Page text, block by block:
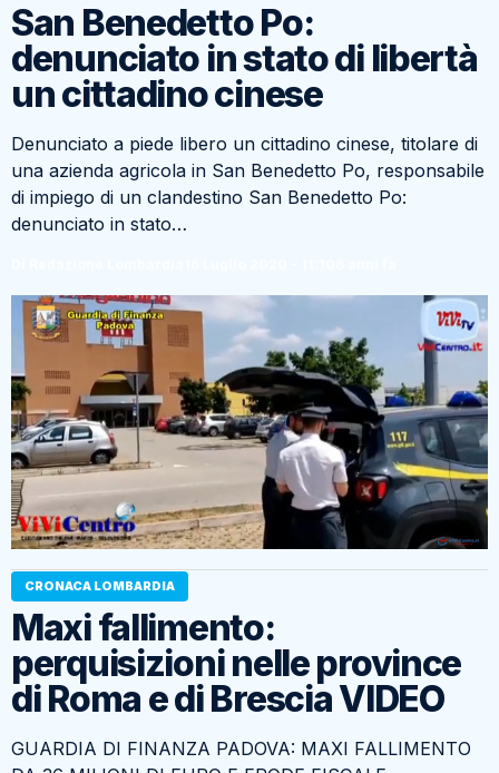
San Benedetto Po:
denunciato in stato di libertà
un cittadino cinese
Denunciato a piede libero un cittadino cinese, titolare di
una azienda agricola in San Benedetto Po, responsabile
di impiego di un clandestino San Benedetto Po:
denunciato in stato…
CRONACA LOMBARDIA
Maxi fallimento:
perquisizioni nelle province
di Roma e di Brescia VIDEO
GUARDIA DI FINANZA PADOVA: MAXI FALLIMENTO